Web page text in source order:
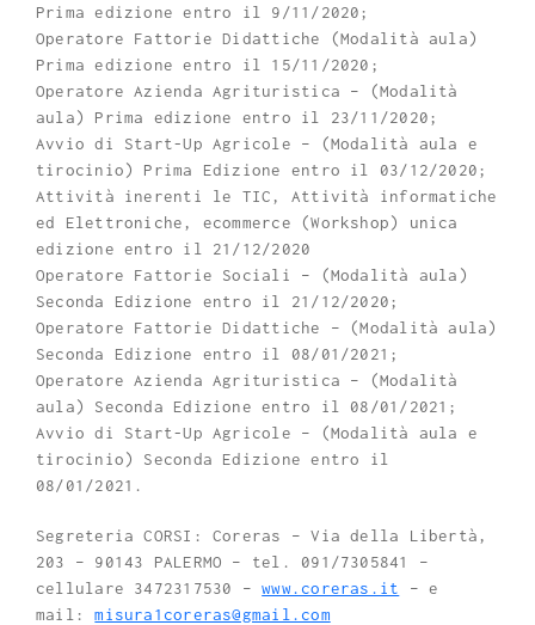
Prima edizione entro il 9/11/2020;
Operatore Fattorie Didattiche (Modalità aula)
Prima edizione entro il 15/11/2020;
Operatore Azienda Agrituristica – (Modalità
aula) Prima edizione entro il 23/11/2020;
Avvio di Start-Up Agricole – (Modalità aula e
tirocinio) Prima Edizione entro il 03/12/2020;
Attività inerenti le TIC, Attività informatiche
ed Elettroniche, ecommerce (Workshop) unica
edizione entro il 21/12/2020
Operatore Fattorie Sociali – (Modalità aula)
Seconda Edizione entro il 21/12/2020;
Operatore Fattorie Didattiche – (Modalità aula)
Seconda Edizione entro il 08/01/2021;
Operatore Azienda Agrituristica – (Modalità
aula) Seconda Edizione entro il 08/01/2021;
Avvio di Start-Up Agricole – (Modalità aula e
tirocinio) Seconda Edizione entro il
08/01/2021.
Segreteria CORSI: Coreras – Via della Libertà,
203 – 90143 PALERMO – tel. 091/7305841 –
cellulare 3472317530 –www.coreras.it – e
mail:misura1coreras@gmail.com